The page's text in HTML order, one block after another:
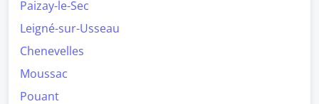
Paizay-le-Sec
Leigné-sur-Usseau
Chenevelles
Moussac
Pouant